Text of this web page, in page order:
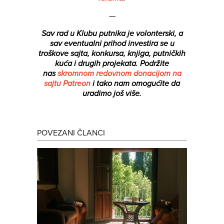
—
Sav rad u Klubu putnika je volonterski, a
sav eventualni prihod investira se u
troškove sajta, konkursa, knjiga, putničkih
kuća i drugih projekata. Podržite
nasskromnom redovnom donacijom na
sajtu Patreon i tako nam omogućite da
uradimo još više.
POVEZANI ČLANCI